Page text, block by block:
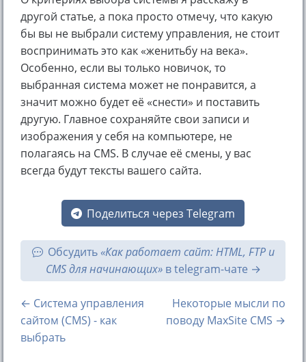
другой статье, а пока просто отмечу, что какую
бы вы не выбрали систему управления, не стоит
воспринимать это как «женитьбу на века».
Особенно, если вы только новичок, то
выбранная система может не понравится, а
значит можно будет её «снести» и поставить
другую. Главное сохраняйте свои записи и
изображения у себя на компьютере, не
полагаясь на CMS. В случае её смены, у вас
всегда будут тексты вашего сайта.
Поделиться через Telegram
Обсудить «Как работает сайт: HTML, FTP и
CMS для начинающих»в telegram-чате
← Система управления
сайтом (CMS) - как
выбрать
Некоторые мысли по
поводу MaxSite CMS →